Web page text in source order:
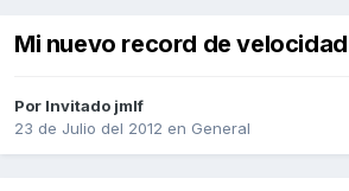
Mi nuevo record de velocidad
Por Invitado jmlf
23 de Julio del 2012 en General